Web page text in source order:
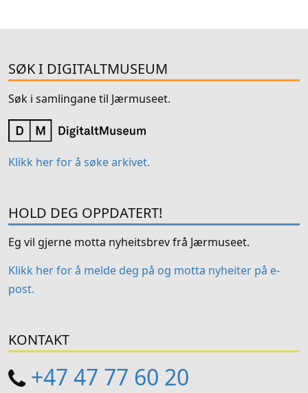
SØK I DIGITALTMUSEUM
Søk i samlingane til Jærmuseet.
Klikk her for å søke arkivet.
HOLD DEG OPPDATERT!
Eg vil gjerne motta nyheitsbrev frå Jærmuseet.
Klikk her for å melde deg på og motta nyheiter på e-
post.
KONTAKT
+47 47 77 60 20